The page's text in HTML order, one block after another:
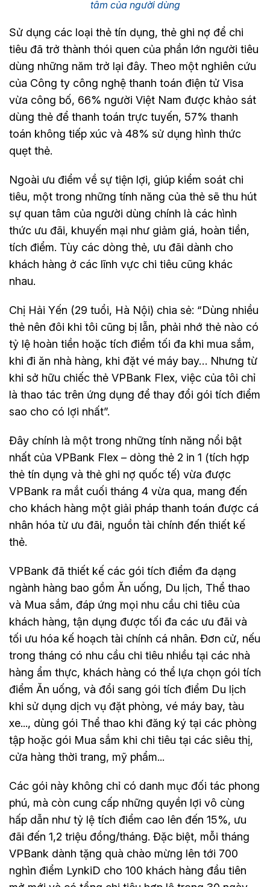
tâm của người dùng
Sử dụng các loại thẻ tín dụng, thẻ ghi nợ để chi
tiêu đã trở thành thói quen của phần lớn người tiêu
dùng những năm trở lại đây. Theo một nghiên cứu
của Công ty công nghệ thanh toán điện tử Visa
vừa công bố, 66% người Việt Nam được khảo sát
dùng thẻ để thanh toán trực tuyến, 57% thanh
toán không tiếp xúc và 48% sử dụng hình thức
quẹt thẻ.
Ngoài ưu điểm về sự tiện lợi, giúp kiểm soát chi
tiêu, một trong những tính năng của thẻ sẽ thu hút
sự quan tâm của người dùng chính là các hình
thức ưu đãi, khuyến mại như giảm giá, hoàn tiền,
tích điểm. Tùy các dòng thẻ, ưu đãi dành cho
khách hàng ở các lĩnh vực chi tiêu cũng khác
nhau.
Chị Hải Yến (29 tuổi, Hà Nội) chia sẻ: “Dùng nhiều
thẻ nên đôi khi tôi cũng bị lẫn, phải nhớ thẻ nào có
tỷ lệ hoàn tiền hoặc tích điểm tối đa khi mua sắm,
khi đi ăn nhà hàng, khi đặt vé máy bay… Nhưng từ
khi sở hữu chiếc thẻ VPBank Flex, việc của tôi chỉ
là thao tác trên ứng dụng để thay đổi gói tích điểm
sao cho có lợi nhất”.
Đây chính là một trong những tính năng nổi bật
nhất của VPBank Flex – dòng thẻ 2 in 1 (tích hợp
thẻ tín dụng và thẻ ghi nợ quốc tế) vừa được
VPBank ra mắt cuối tháng 4 vừa qua, mang đến
cho khách hàng một giải pháp thanh toán được cá
nhân hóa từ ưu đãi, nguồn tài chính đến thiết kế
thẻ.
VPBank đã thiết kế các gói tích điểm đa dạng
ngành hàng bao gồm Ăn uống, Du lịch, Thể thao
và Mua sắm, đáp ứng mọi nhu cầu chi tiêu của
khách hàng, tận dụng được tối đa các ưu đãi và
tối ưu hóa kế hoạch tài chính cá nhân. Đơn cử, nếu
trong tháng có nhu cầu chi tiêu nhiều tại các nhà
hàng ẩm thực, khách hàng có thể lựa chọn gói tích
điểm Ăn uống, và đổi sang gói tích điểm Du lịch
khi sử dụng dịch vụ đặt phòng, vé máy bay, tàu
xe..., dùng gói Thể thao khi đăng ký tại các phòng
tập hoặc gói Mua sắm khi chi tiêu tại các siêu thị,
cửa hàng thời trang, mỹ phẩm...
Các gói này không chỉ có danh mục đối tác phong
phú, mà còn cung cấp những quyền lợi vô cùng
hấp dẫn như tỷ lệ tích điểm cao lên đến 15%, ưu
đãi đến 1,2 triệu đồng/tháng. Đặc biệt, mỗi tháng
VPBank dành tặng quà chào mừng lên tới 700
nghìn điểm LynkiD cho 100 khách hàng đầu tiên